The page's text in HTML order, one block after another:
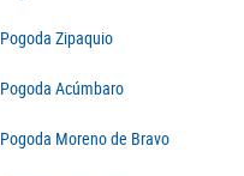
Pogoda Zipaquio
Pogoda Acúmbaro
Pogoda Moreno de Bravo